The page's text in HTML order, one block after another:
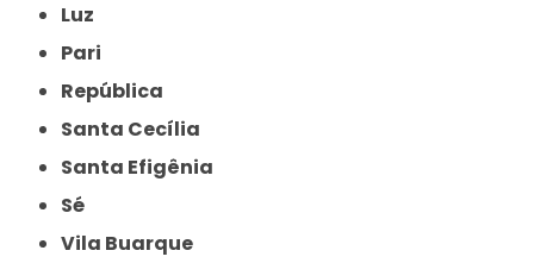
Luz
Pari
República
Santa Cecília
Santa Efigênia
Sé
Vila Buarque